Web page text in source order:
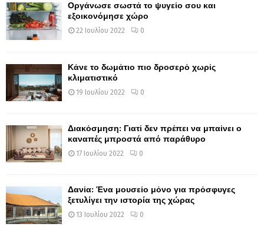
Οργάνωσε σωστά το ψυγείο σου και
εξοικονόμησε χώρο
22 Ιουλίου 2022 0
Κάνε το δωμάτιο πιο δροσερό χωρίς
κλιματιστικό
19 Ιουλίου 2022 0
Διακόσμηση: Γιατί δεν πρέπει να μπαίνει ο
καναπές μπροστά από παράθυρο
17 Ιουλίου 2022 0
Δανία: Ένα μουσείο μόνο για πρόσφυγες
ξετυλίγει την ιστορία της χώρας
13 Ιουλίου 2022 0